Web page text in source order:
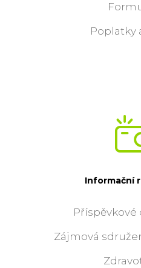
Poplatky
Informační
Příspěvkové
Zájmová